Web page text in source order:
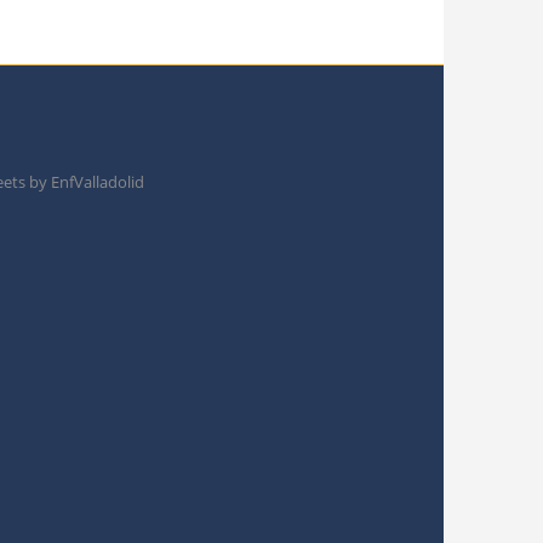
by EnfValladolid